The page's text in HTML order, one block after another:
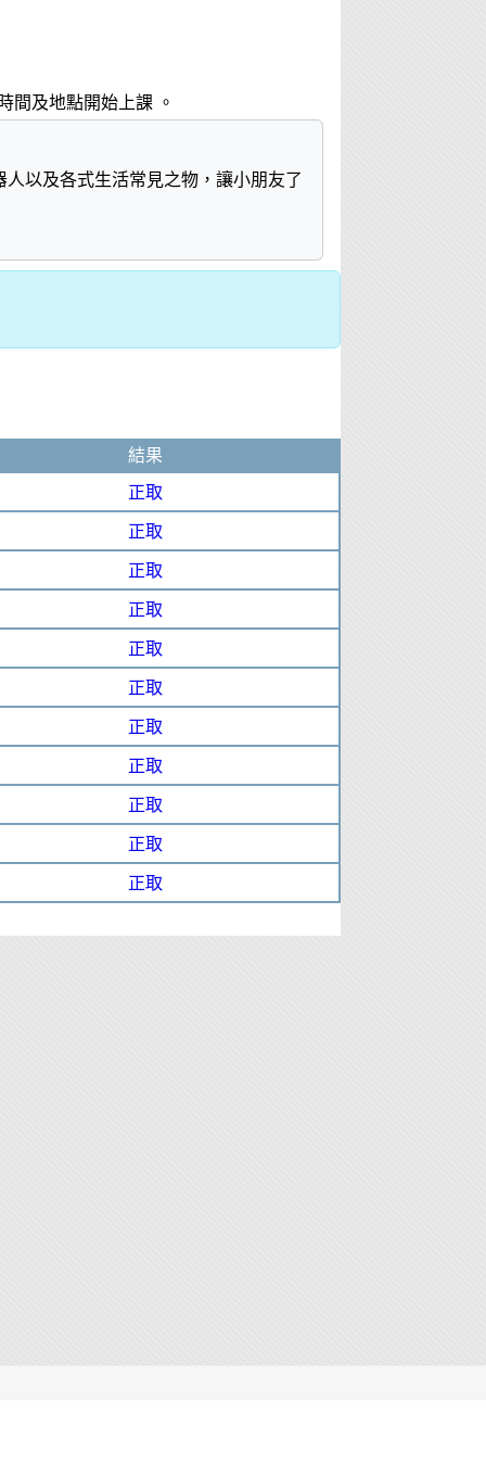
間及地點開始上課 。
以及各式生活常見之物，讓小朋友了
結果
正取
正取
正取
正取
正取
正取
正取
正取
正取
正取
正取